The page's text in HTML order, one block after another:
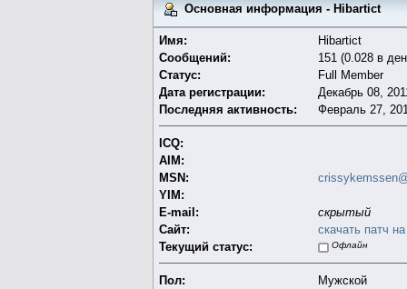
Основная информация - Hibartict
Имя:
Hibartict
Сообщений:
151 (0.028 в
Статус:
Full Member
Дата регистрации:
Декабрь 08,
Последняя активность:
Февраль 27,
ICQ:
AIM:
MSN:
YIM:
E-mail:
скрытый
Сайт:
скачать патч
Текущий статус:
Офлайн
Пол:
Мужской